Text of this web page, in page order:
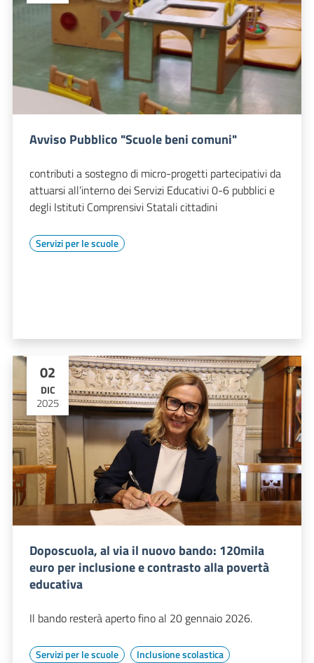
Avviso Pubblico "Scuole beni comuni"
contributi a sostegno di micro-progetti partecipativi da
attuarsi all’interno dei Servizi Educativi 0-6 pubblici e
degli Istituti Comprensivi Statali cittadini
Servizi per le scuole
02
DIC
2025
Doposcuola, al via il nuovo bando: 120mila
euro per inclusione e contrasto alla povertà
educativa
Il bando resterà aperto fino al 20 gennaio 2026.
Servizi per le scuole Inclusione scolastica